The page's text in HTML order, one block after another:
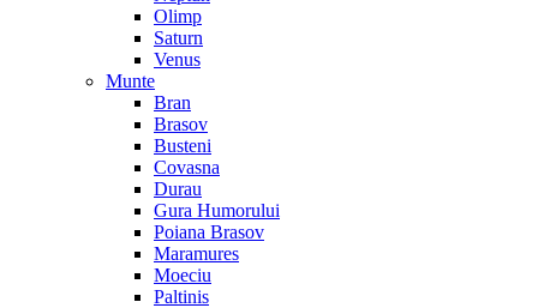
Olimp
Saturn
Venus
Munte
Bran
Brasov
Busteni
Covasna
Durau
Gura Humorului
Poiana Brasov
Maramures
Moeciu
Paltinis